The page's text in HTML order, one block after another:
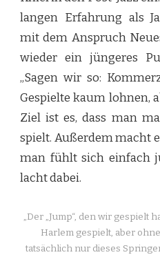
langen Erfahrung als
mit dem Anspruch
wieder ein jüngeres
„Sagen wir so:
Gespielte kaum lohnen,
Ziel ist es, dass man
spielt. Außerdem macht
man fühlt sich einfach
lacht dabei.
„Der „Jump“, den wir gespielt
Harlem gespielt, aber
tatsächlich nur dieses